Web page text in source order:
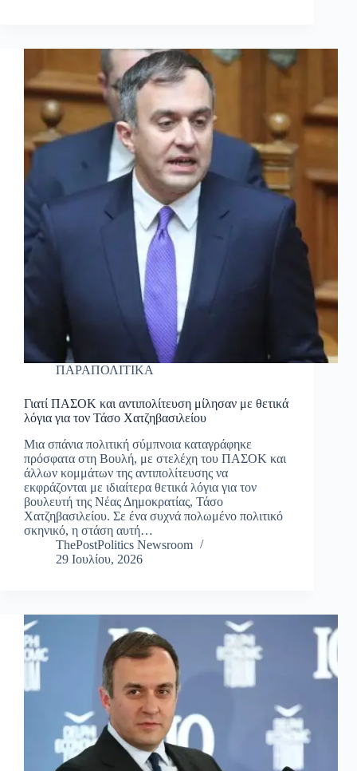
ΠΑΡΑΠΟΛΙΤΙΚΑ
Γιατί ΠΑΣΟΚ και αντιπολίτευση μίλησαν με θετικά
λόγια για τον Τάσο Χατζηβασιλείου
Μια σπάνια πολιτική σύμπνοια καταγράφηκε
πρόσφατα στη Βουλή, με στελέχη του ΠΑΣΟΚ και
άλλων κομμάτων της αντιπολίτευσης να
εκφράζονται με ιδιαίτερα θετικά λόγια για τον
βουλευτή της Νέας Δημοκρατίας, Τάσο
Χατζηβασιλείου. Σε ένα συχνά πολωμένο πολιτικό
σκηνικό, η στάση αυτή…
ThePostPolitics Newsroom
29 Ιουλίου, 2026